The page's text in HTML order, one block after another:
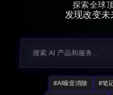
探索全球
发现改变
#AI噪音消除 #笔